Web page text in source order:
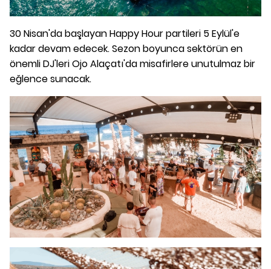
30 Nisan'da başlayan Happy Hour partileri 5 Eylül'e
kadar devam edecek. Sezon boyunca sektörün en
önemli DJ'leri Ojo Alaçatı'da misafirlere unutulmaz bir
eğlence sunacak.